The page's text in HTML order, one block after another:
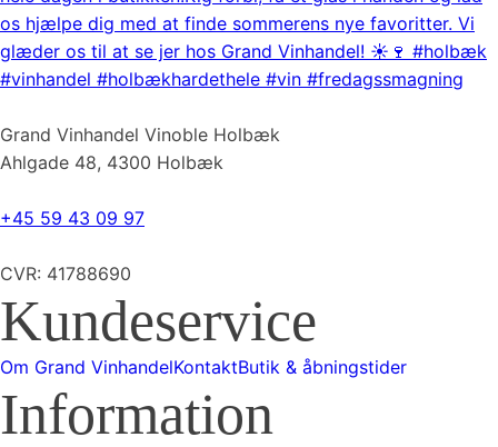
Grand Vinhandel Vinoble Holbæk
Ahlgade 48, 4300 Holbæk
+45 59 43 09 97
CVR: 41788690
Kundeservice
Om Grand VinhandelKontaktButik & åbningstider
Information